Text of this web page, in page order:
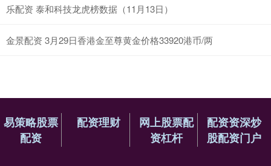
乐配资 泰和科技龙虎榜数据（11月13日）
金景配资 3月29日香港金至尊黄金价格33920港币/两
易策略股票
配资
配资理财
网上股票配
资杠杆
配资资深炒
股配资门户